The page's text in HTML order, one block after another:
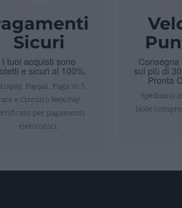
Sicuri
I tuoi acquisti sono
e sicuri al 100%.
Paypal, Paga in 3
e Circuito NexiPay
per pagamenti
elettronici.
sui più di
Pronta
Spediamo
Isole